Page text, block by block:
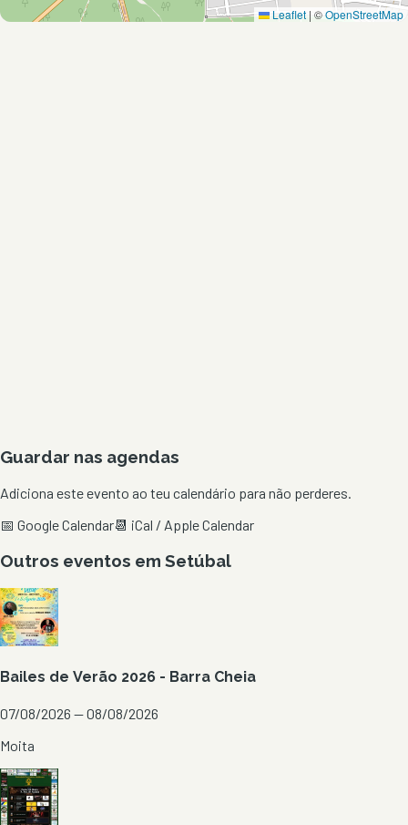
Leaflet | ©OpenStreetMap
Guardar nas agendas
Adiciona este evento ao teu calendário para não perderes.
📅 Google Calendar📆 iCal / Apple Calendar
Outros eventos em Setúbal
Bailes de Verão 2026 - Barra Cheia
07/08/2026 — 08/08/2026
Moita